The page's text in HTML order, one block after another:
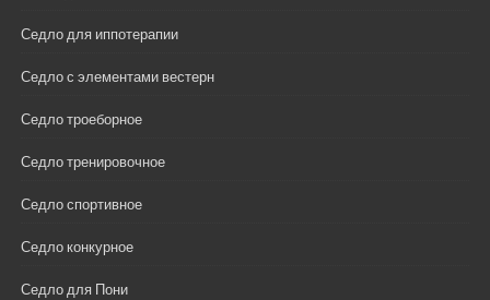
Седло для иппотерапии
Седло с элементами вестерн
Седло троеборное
Седло тренировочное
Седло спортивное
Седло конкурное
Седло для Пони